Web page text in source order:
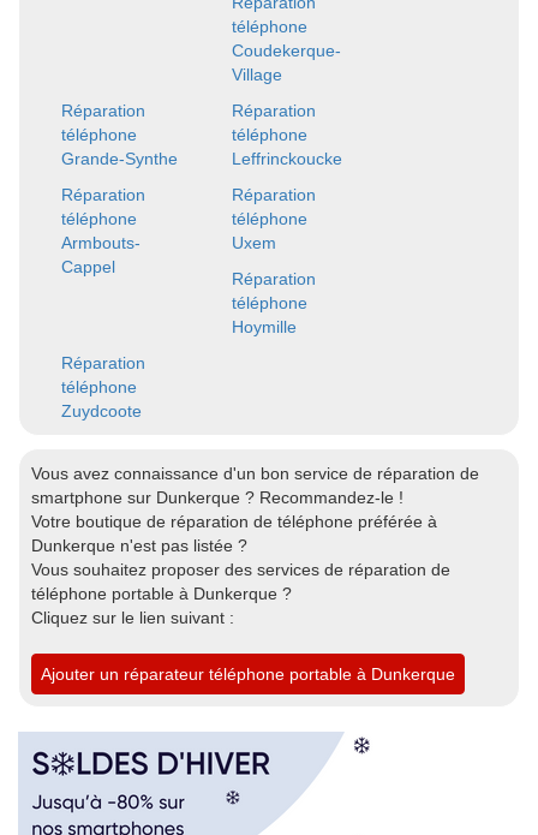
téléphone
Coudekerque-
Village
Réparation
téléphone
Grande-Synthe
Réparation
téléphone
Leffrinckoucke
Réparation
téléphone
Armbouts-
Cappel
Réparation
téléphone
Uxem
Réparation
téléphone
Hoymille
Réparation
téléphone
Zuydcoote
Vous avez connaissance d'un bon service de réparation de
smartphone sur Dunkerque ? Recommandez-le !
Votre boutique de réparation de téléphone préférée à
Dunkerque n'est pas listée ?
Vous souhaitez proposer des services de réparation de
téléphone portable à Dunkerque ?
Cliquez sur le lien suivant :
Ajouter un réparateur téléphone portable à Dunkerque